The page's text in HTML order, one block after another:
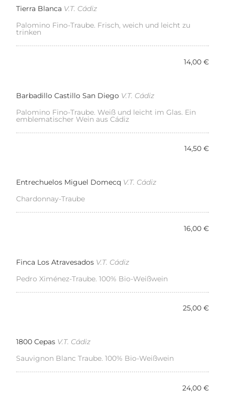
Tierra Blanca V.T. Cádiz
Palomino Fino-Traube. Frisch, weich und leicht zu
trinken
14,00 €
Barbadillo Castillo San Diego V.T. Cádiz
Palomino Fino-Traube. Weiß und leicht im Glas. Ein
emblematischer Wein aus Cádiz
14,50 €
Entrechuelos Miguel Domecq V.T. Cádiz
Chardonnay-Traube
16,00 €
Finca Los Atravesados V.T. Cádiz
Pedro Ximénez-Traube. 100% Bio-Weißwein
25,00 €
1800 Cepas V.T. Cádiz
Sauvignon Blanc Traube. 100% Bio-Weißwein
24,00 €